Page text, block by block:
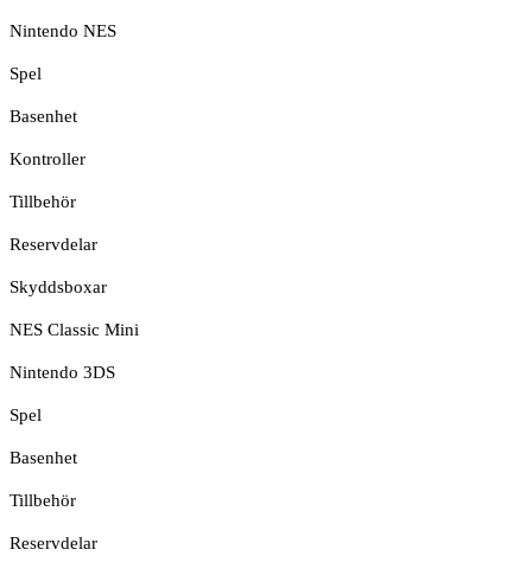
Nintendo NES
Spel
Basenhet
Kontroller
Tillbehör
Reservdelar
Skyddsboxar
NES Classic Mini
Nintendo 3DS
Spel
Basenhet
Tillbehör
Reservdelar